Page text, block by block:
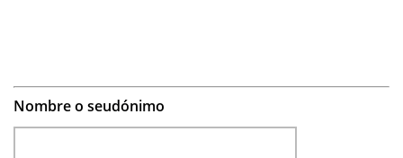
Nombre o seudónimo